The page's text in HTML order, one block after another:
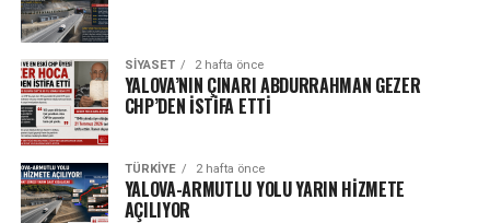
SIYASET 2 hafta önce
YALOVA’NIN ÇINARI ABDURRAHMAN GEZER
CHP’DEN İSTİFA ETTİ
TÜRKIYE 2 hafta önce
YALOVA-ARMUTLU YOLU YARIN HİZMETE
AÇILIYOR